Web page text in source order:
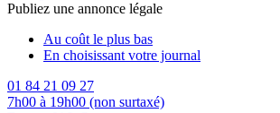
Publiez une annonce légale
Au coût le plus bas
En choisissant votre journal
01 84 21 09 27
7h00 à 19h00 (non surtaxé)